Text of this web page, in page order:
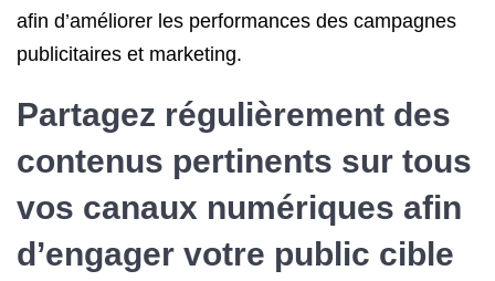
afin d’améliorer les performances des campagnes
publicitaires et marketing.
Partagez régulièrement des
contenus pertinents sur tous
vos canaux numériques afin
d’engager votre public cible